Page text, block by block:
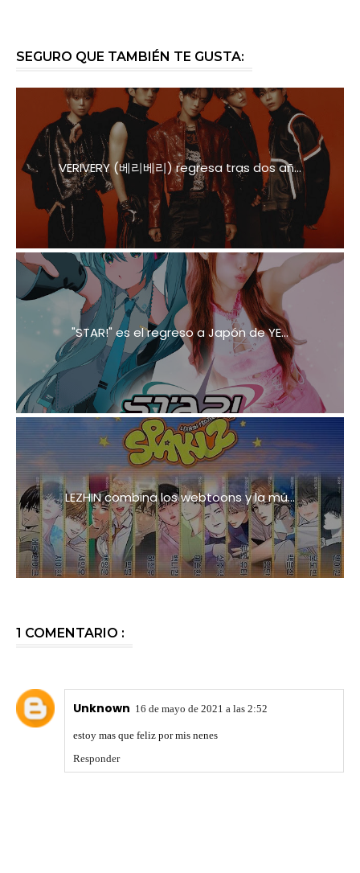
SEGURO QUE TAMBIÉN TE GUSTA:
VERIVERY (베리베리) regresa tras dos añ...
"STAR!" es el regreso a Japón de YE...
LEZHIN combina los webtoons y la mú...
1 COMENTARIO :
Unknown 16 de mayo de 2021 a las 2:52
estoy mas que feliz por mis nenes
Responder